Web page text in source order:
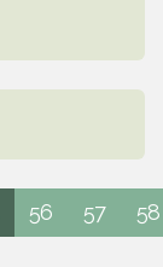
56 57 58